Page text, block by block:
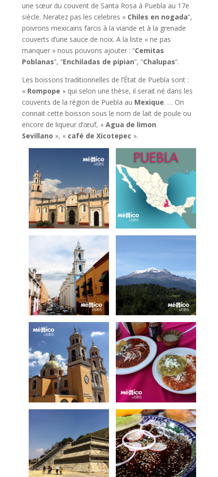
une sœur du couvent de Santa Rosa à Puebla au 17e
siècle. Neratez pas les celebres « Chiles en nogada”,
poivrons mexicains farcis à la viande et à la grenade
couverts d’une sauce de noix. A la liste « ne pas
manquer » nous pouvons ajouter : “Cemitas
Poblanas”, “Enchiladas de pipian”, “Chalupas”.
Les boissons traditionnelles de l’État de Puebla sont :
« Rompope » qui selon une thèse, il serait né dans les
couvents de la région de Puebla au Mexique. … On
connait cette boisson sous le nom de lait de poule ou
encore de liqueur d’œuf, « Agua de limon
Sevillano », « café de Xicotepec ».